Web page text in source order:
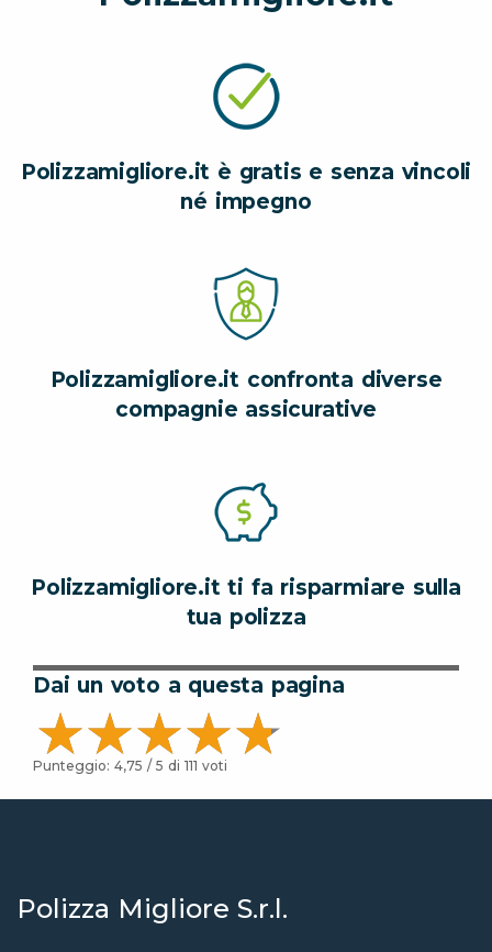
Polizzamigliore.it è gratis e senza vincoli
né impegno
Polizzamigliore.it confronta diverse
compagnie assicurative
Polizzamigliore.it ti fa risparmiare sulla
tua polizza
Dai un voto a questa pagina
Punteggio: 4,75 / 5 di 111 voti
Polizza Migliore S.r.l.